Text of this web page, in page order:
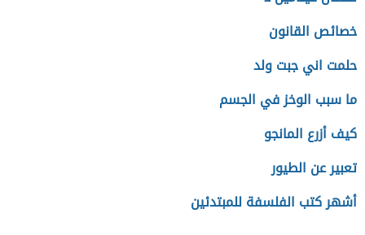
خصائص القانون
حلمت اني جبت ولد
ما سبب الوخز في الجسم
كيف أزرع المانجو
تعبير عن الطيور
أشهر كتب الفلسفة للمبتدئين